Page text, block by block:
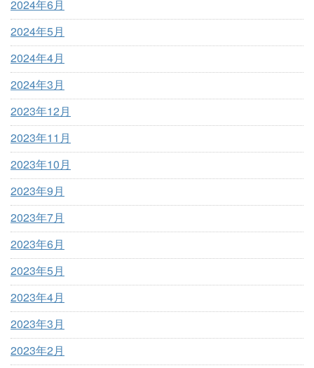
2024年6月
2024年5月
2024年4月
2024年3月
2023年12月
2023年11月
2023年10月
2023年9月
2023年7月
2023年6月
2023年5月
2023年4月
2023年3月
2023年2月